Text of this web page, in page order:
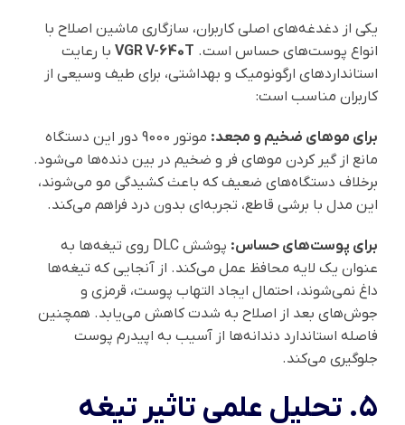
یکی از دغدغه‌های اصلی کاربران، سازگاری ماشین اصلاح با
انواع پوست‌های حساس است. VGR V-640T با رعایت
استانداردهای ارگونومیک و بهداشتی، برای طیف وسیعی از
کاربران مناسب است:
برای موهای ضخیم و مجعد:
موتور 9000 دور این دستگاه
مانع از گیر کردن موهای فر و ضخیم در بین دنده‌ها می‌شود.
برخلاف دستگاه‌های ضعیف که باعث کشیدگی مو می‌شوند،
این مدل با برشی قاطع، تجربه‌ای بدون درد فراهم می‌کند.
برای پوست‌های حساس:
پوشش DLC روی تیغه‌ها به
عنوان یک لایه محافظ عمل می‌کند. از آنجایی که تیغه‌ها
داغ نمی‌شوند، احتمال ایجاد التهاب پوست، قرمزی و
جوش‌های بعد از اصلاح به شدت کاهش می‌یابد. همچنین
فاصله استاندارد دندانه‌ها از آسیب به اپیدرم پوست
جلوگیری می‌کند.
۵. تحلیل علمی تاثیر تیغه